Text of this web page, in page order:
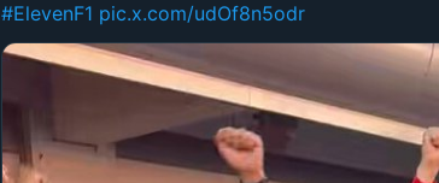
#ElevenF1 pic.x.com/udOf8n5odr